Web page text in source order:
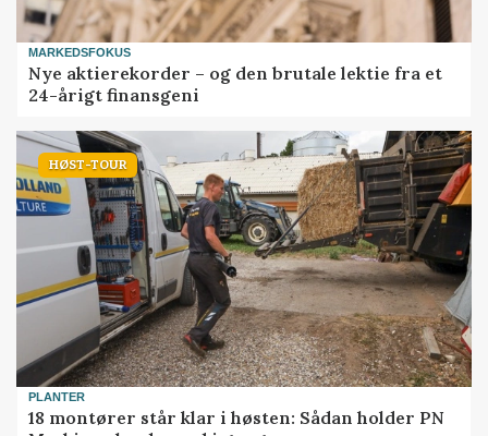
MARKEDSFOKUS
Nye aktierekorder – og den brutale lektie fra et
24-årigt finansgeni
HØST-TOUR
PLANTER
18 montører står klar i høsten: Sådan holder PN